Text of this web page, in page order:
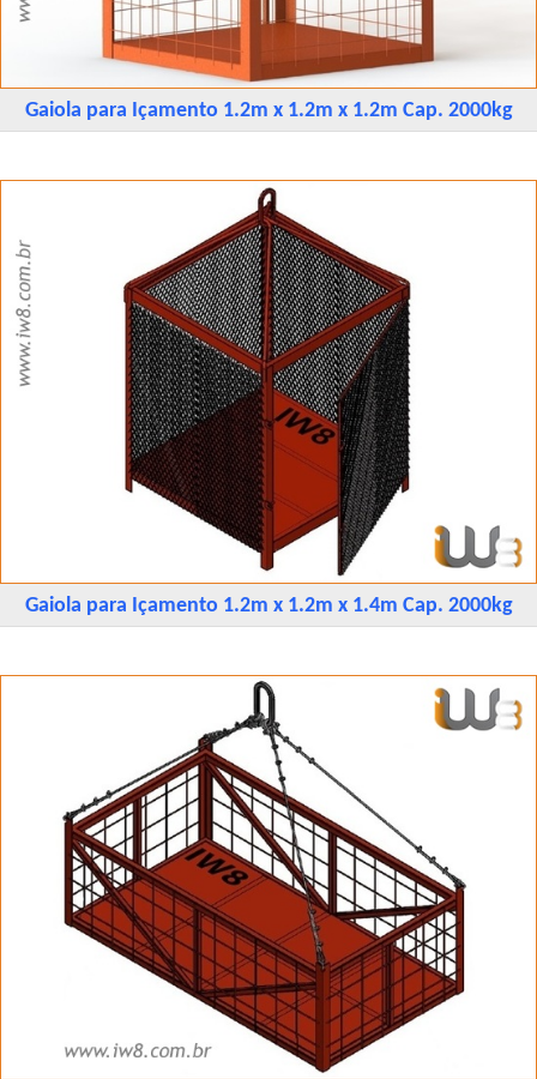
Gaiola para Içamento 1.2m x 1.2m x 1.2m Cap. 2000kg
Gaiola para Içamento 1.2m x 1.2m x 1.4m Cap. 2000kg